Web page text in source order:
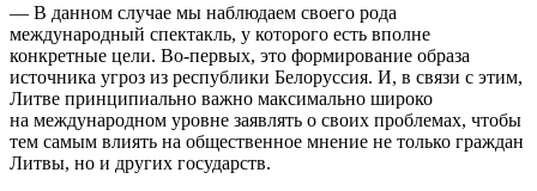
— В данном случае мы наблюдаем своего рода
международный спектакль, у которого есть вполне
конкретные цели. Во-первых, это формирование образа
источника угроз из республики Белоруссия. И, в связи с этим,
Литве принципиально важно максимально широко
на международном уровне заявлять о своих проблемах, чтобы
тем самым влиять на общественное мнение не только граждан
Литвы, но и других государств.